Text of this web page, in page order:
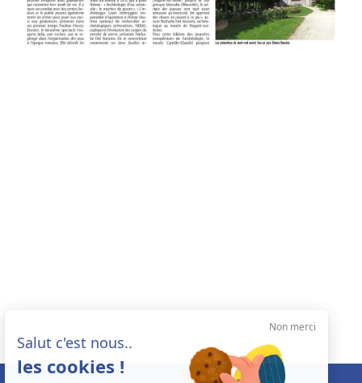
Non merci
Salut c'est nous..
les cookies !